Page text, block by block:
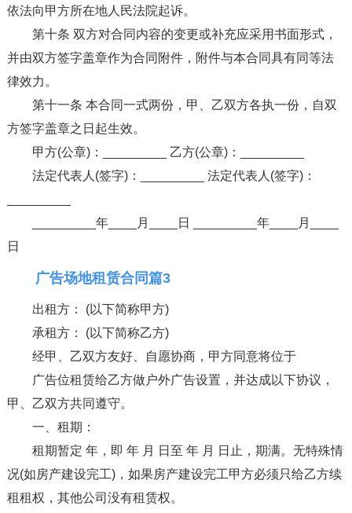
依法向甲方所在地人民法院起诉。
第十条 双方对合同内容的变更或补充应采用书面形式，
并由双方签字盖章作为合同附件，附件与本合同具有同等法
律效力。
第十一条 本合同一式两份，甲、乙双方各执一份，自双
方签字盖章之日起生效。
甲方(公章)：_________ 乙方(公章)：_________
法定代表人(签字)：_________ 法定代表人(签字)：
_________年____月____日 _________年____月____
日
广告场地租赁合同篇3
出租方： (以下简称甲方)
承租方： (以下简称乙方)
经甲、乙双方友好、自愿协商，甲方同意将位于
广告位租赁给乙方做户外广告设置，并达成以下协议，
甲、乙双方共同遵守。
一、租期：
租期暂定 年，即 年 月 日至 年 月 日止，期满。无特殊情
况(如房产建设完工)，如果房产建设完工甲方必须只给乙方续
租租权，其他公司没有租赁权。